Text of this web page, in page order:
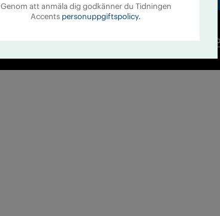
Genom att anmäla dig godkänner du Tidningen
Accents personuppgiftspolicy.